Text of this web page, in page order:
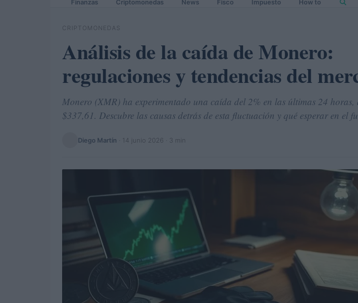
Finanzas Criptomonedas News Fisco Impuesto How to
CRIPTOMONEDAS
Análisis de la caída de Monero:
regulaciones y tendencias del
Monero (XMR) ha experimentado una caída del 2% en las últimas 24 horas,
$337,61. Descubre las causas detrás de esta fluctuación y qué esperar en el
Diego Martín 14 junio 2026 · 3 min